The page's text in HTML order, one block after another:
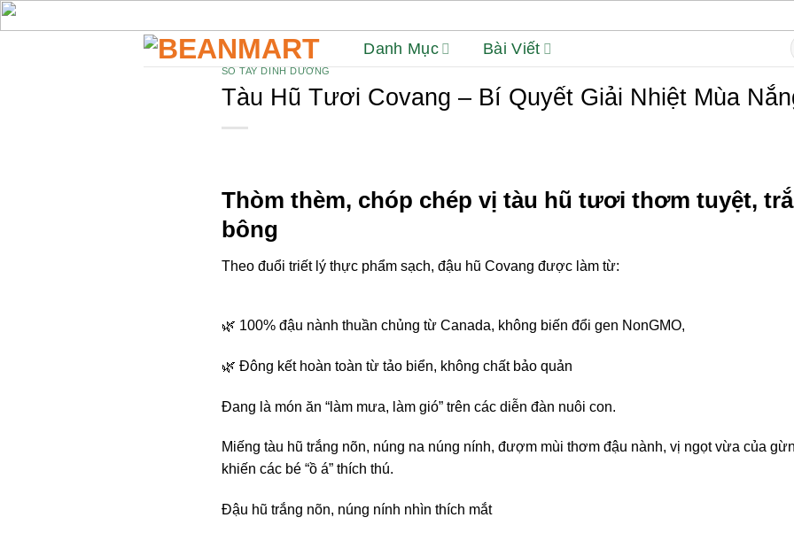
Skip
to
Danh Mục Bài Viết
SỐ TAY DINH DƯỠNG
Tàu Hũ Tươi Covang – Bí Quyết Giải Nhiệt Mùa
Thòm thèm, chóp chép vị tàu hũ tươi thơm tuyệt,
bông
Theo đuổi triết lý thực phẩm sạch, đậu hũ Covang được làm từ:
🌿 100% đậu nành thuần chủng từ Canada, không biến đổi gen NonGMO,
🌿 Đông kết hoàn toàn từ tảo biển, không chất bảo quản
Đang là món ăn “làm mưa, làm gió” trên các diễn đàn nuôi con.
Miếng tàu hũ trắng nõn, núng na núng nính, đượm mùi thơm đậu nành, vị ngọt vừa của
khiến các bé “ồ á” thích thú.
Đậu hũ trắng nõn, núng nính nhìn thích mắt